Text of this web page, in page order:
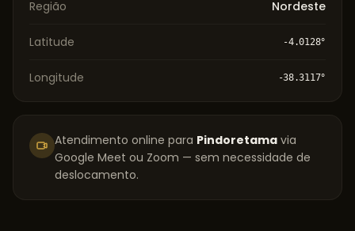
Região Nordeste
Latitude -4.0128°
Longitude -38.3117°
Atendimento online para Pindoretama via
Google Meet ou Zoom — sem necessidade de
deslocamento.